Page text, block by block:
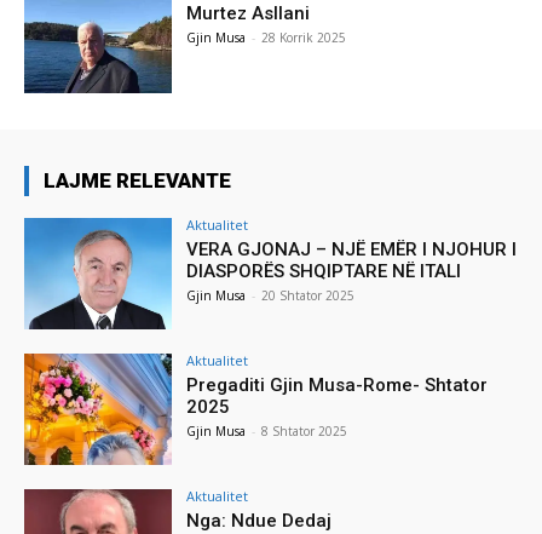
Murtez Asllani
Gjin Musa - 28 Korrik 2025
LAJME RELEVANTE
Aktualitet
VERA GJONAJ – NJË EMËR I NJOHUR I
DIASPORËS SHQIPTARE NË ITALI
Gjin Musa - 20 Shtator 2025
Aktualitet
Pregaditi Gjin Musa-Rome- Shtator
2025
Gjin Musa - 8 Shtator 2025
Aktualitet
Nga: Ndue Dedaj